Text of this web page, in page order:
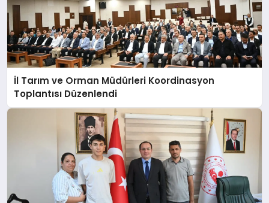
İl Tarım ve Orman Müdürleri Koordinasyon
Toplantısı Düzenlendi